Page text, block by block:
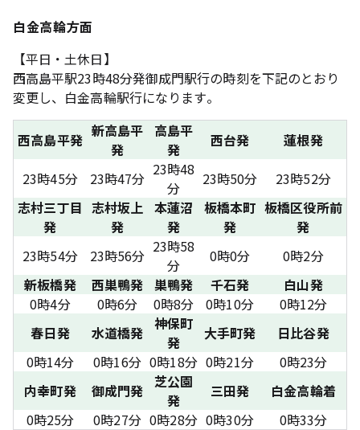
白金高輪方面
【平日・土休日】
西高島平駅23時48分発御成門駅行の時刻を下記のとおり
変更し、白金高輪駅行になります。
西高島平発 新高島平
発
高島平
発
西台発
蓮根発
23時45分
23時47分 23時48
分
23時50分
23時52分
志村三丁目
発
志村坂上
発
本蓮沼
発
板橋本町
発
板橋区役所前
発
23時54分
23時56分 23時58
分
0時0分
0時2分
新板橋発
西巣鴨発 巣鴨発 千石発
白山発
0時4分
0時6分 0時8分 0時10分
0時12分
春日発
水道橋発 神保町
発
大手町発
日比谷発
0時14分
0時16分 0時18分 0時21分
0時23分
内幸町発
御成門発 芝公園
発
三田発
白金高輪着
0時25分
0時27分 0時28分 0時30分 0時33分